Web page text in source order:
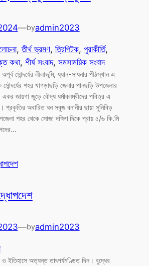
—byadmin2023
, তীর্থ ভ্রমণ, ত্রিপিটক, পুরাকীর্তি
কথা, শীর্ষ সংবাদ, সমসাময়িক সংবাদ
সৌন্দর্যের লীলাভূমি, ধ্যান-সাধনার পীঠস্থান এ
শহর খাগড়াছড়ি জেলার পানছড়ি উপজেলার
জায়গা জুড়ে বৌদ্ধ ধর্মাবলম্বীদের পবিত্র এ
অবারিত ঘন সবুজ বনানীর ছায়া সুনিবিড়
শহর থেকে সোজা দক্ষিণ দিকে প্রায় ৫/৬ কি.মি
—byadmin2023
ও ইতিহাসে অত্যন্ত তাৎপর্যমণ্ডিত দিন। বুদ্ধের